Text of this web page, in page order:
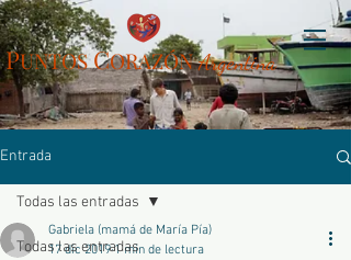
PUNTOSCORAZÓNArgentina
Entrada
Todas las entradas
Todas las entradas
Gabriela (mamá de María Pía)
17 dic 2019 1 min de lectura